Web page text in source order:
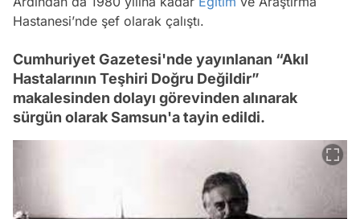
Hastanesi’nde şef olarak çalıştı.
Cumhuriyet Gazetesi'nde yayınlanan “Akıl
Hastalarının Teşhiri Doğru Değildir”
makalesinden dolayı görevinden alınarak
sürgün olarak Samsun'a tayin edildi.